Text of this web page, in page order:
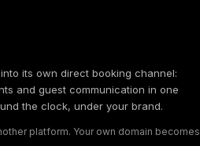
its own direct booking channel:
and guest communication in one
the clock, under your brand.
platform. Your own domain becomes